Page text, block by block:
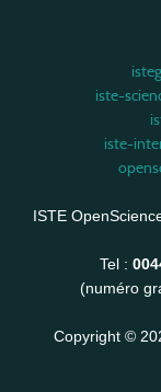
iste-
iste-
ISTE
Tel :
(numéro
Copyright ©